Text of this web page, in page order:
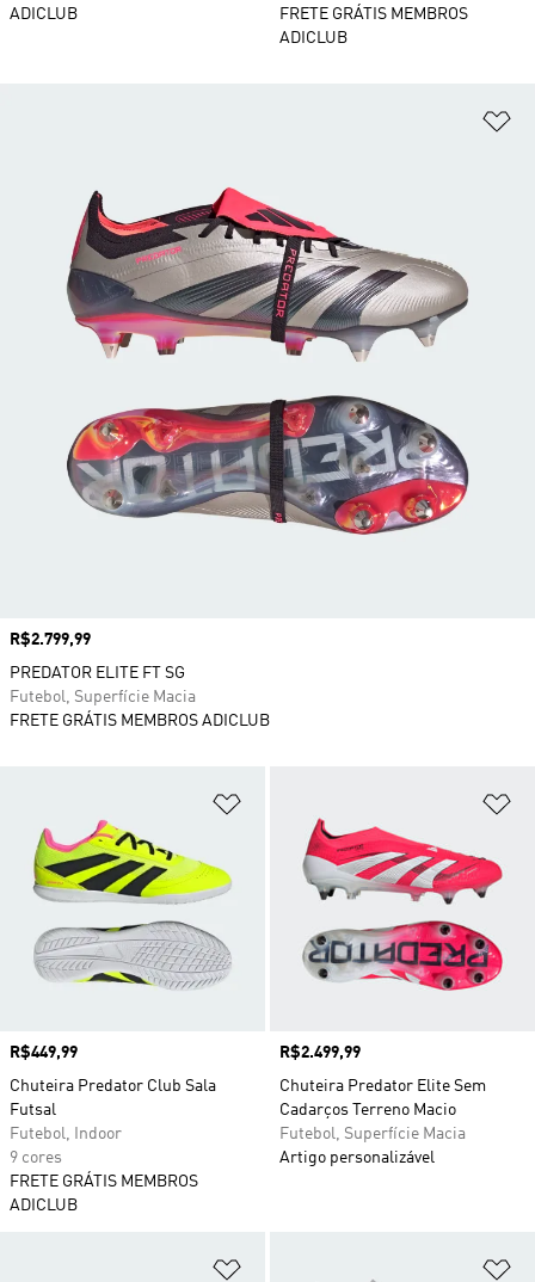
ADICLUB
FRETE GRÁTIS MEMBROS
ADICLUB
Preço
R$449,99
Chuteira Predator Club Sala
Futsal
Futebol, Indoor
9 cores
FRETE GRÁTIS MEMBROS
ADICLUB
Preço
R$2.499,99
Chuteira Predator Elite Sem
Cadarços Terreno Macio
Futebol, Superfície Macia
Artigo personalizável
Preço
R$2.799,99
PREDATOR ELITE FT SG
Futebol, Superfície Macia
FRETE GRÁTIS MEMBROS ADICLUB